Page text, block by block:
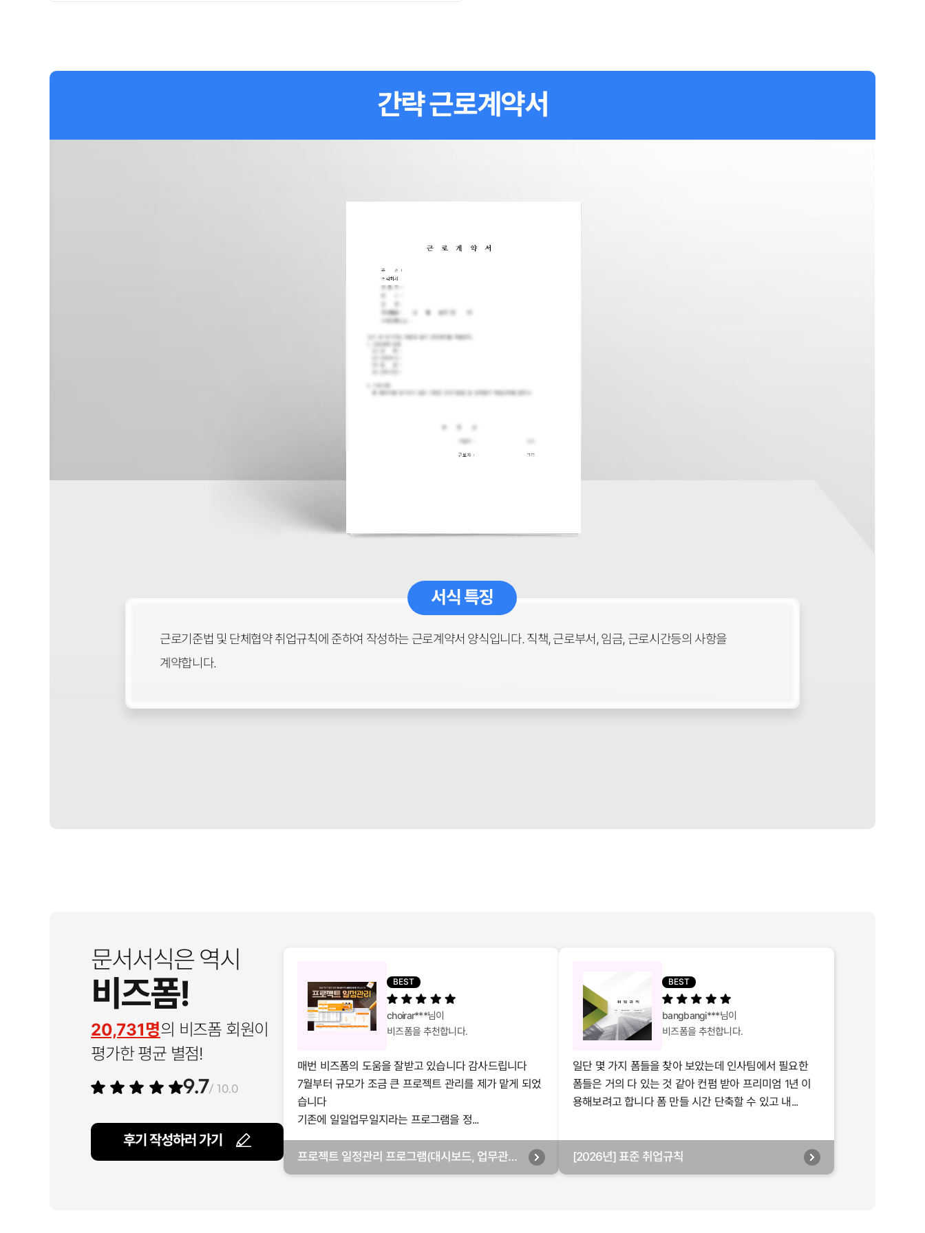
간략 근로계약서
서식 특징
근로기준법 및 단체협약 취업규칙에 준하여 작성하는 근로계약서 양식입니다. 직책, 근로부서, 임금, 근로시간등의 사항을
계약합니다.
문서서식은 역시
비즈폼!
20,731명의 비즈폼 회원이
평가한 평균 별점!
9.7/ 10.0
후기 작성하러 가기
BEST
choirar***님이
비즈폼을 추천합니다.
매번 비즈폼의 도움을 잘받고 있습니다 감사드립니다
7월부터 규모가 조금 큰 프로젝트 관리를 제가 맡게 되었
습니다
기존에 일일업무일지라는 프로그램을 정...
프로젝트 일정관리 프로그램(대시보드, 업무관리,
BEST
bangbangi***님이
비즈폼을 추천합니다.
일단 몇 가지 폼들을 찾아 보았는데 인사팀에서 필요한
폼들은 거의 다 있는 것 같아 컨펌 받아 프리미엄 1년 이
용해보려고 합니다 폼 만들 시간 단축할 수 있고 내...
[2026년] 표준 취업규칙